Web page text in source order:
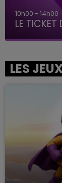
10h00 - 14h00
LE TICKET
LES